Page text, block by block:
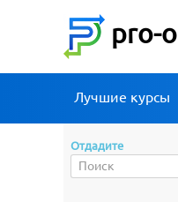
pro-
Лучшие курсы
Отдадите